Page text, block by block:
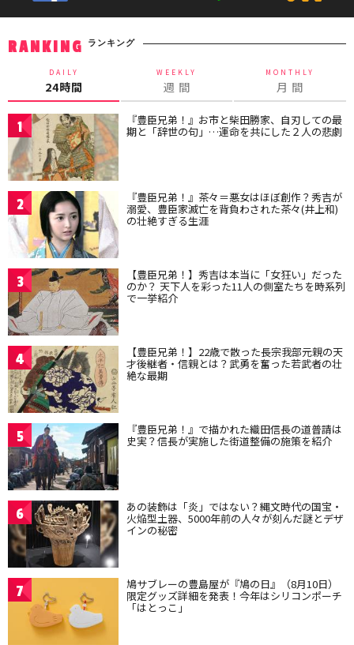
RANKING ランキング
DAILY
24時間
WEEKLY
週 間
MONTHLY
月 間
1 『豊臣兄弟！』お市と柴田勝家、自刃しての最
期と「辞世の句」…運命を共にした２人の悲劇
2 『豊臣兄弟！』茶々＝悪女はほぼ創作？秀吉が
溺愛、豊臣家滅亡を背負わされた茶々(井上和)
の壮絶すぎる生涯
3 【豊臣兄弟！】秀吉は本当に「女狂い」だった
のか？ 天下人を彩った11人の側室たちを時系列
で一挙紹介
4 【豊臣兄弟！】22歳で散った長宗我部元親の天
才後継者・信親とは？武勇を奮った若武者の壮
絶な最期
5 『豊臣兄弟！』で描かれた織田信長の道普請は
史実？信長が実施した街道整備の施策を紹介
6 あの装飾は「炎」ではない？縄文時代の国宝・
火焔型土器、5000年前の人々が刻んだ謎とデザ
インの秘密
7 鳩サブレーの豊島屋が『鳩の日』（8月10日）
限定グッズ詳細を発表！今年はシリコンポーチ
「はとっこ」